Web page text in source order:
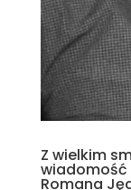
Z wielkim
wiadomość
Romana